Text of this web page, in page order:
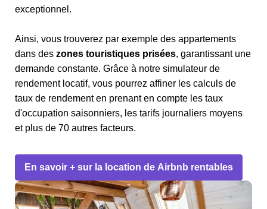
exceptionnel.
Ainsi, vous trouverez par exemple des appartements
dans des zones touristiques prisées, garantissant une
demande constante. Grâce à notre simulateur de
rendement locatif, vous pourrez affiner les calculs de
taux de rendement en prenant en compte les taux
d'occupation saisonniers, les tarifs journaliers moyens
et plus de 70 autres facteurs.
En savoir + sur la location de Airbnb rentables